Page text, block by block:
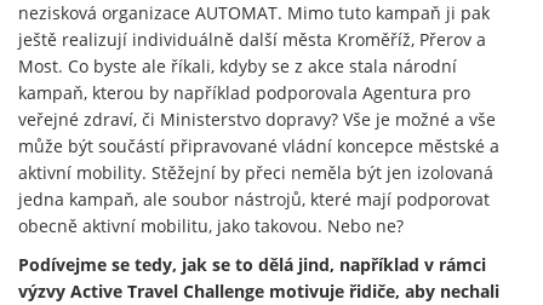
nezisková organizace AUTOMAT. Mimo tuto kampaň ji pak
ještě realizují individuálně další města Kroměříž, Přerov a
Most. Co byste ale říkali, kdyby se z akce stala národní
kampaň, kterou by například podporovala Agentura pro
veřejné zdraví, či Ministerstvo dopravy? Vše je možné a vše
může být součástí připravované vládní koncepce městské a
aktivní mobility. Stěžejní by přeci neměla být jen izolovaná
jedna kampaň, ale soubor nástrojů, které mají podporovat
obecně aktivní mobilitu, jako takovou. Nebo ne?
Podívejme se tedy, jak se to dělá jind, například v rámci
výzvy Active Travel Challenge motivuje řidiče, aby nechali